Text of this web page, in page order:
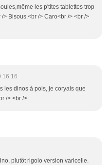
les p'tites tablettes trop
> Bisous.<br /> Caro<br /> <br />
16:16
les dinos à pois, je coryais que
/> <br />
plutôt rigolo version varicelle.